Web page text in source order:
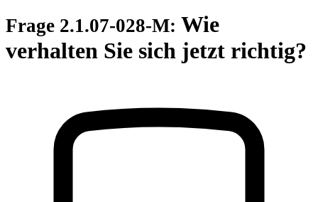
Frage 2.1.07-028-M: Wie
verhalten Sie sich jetzt richtig?